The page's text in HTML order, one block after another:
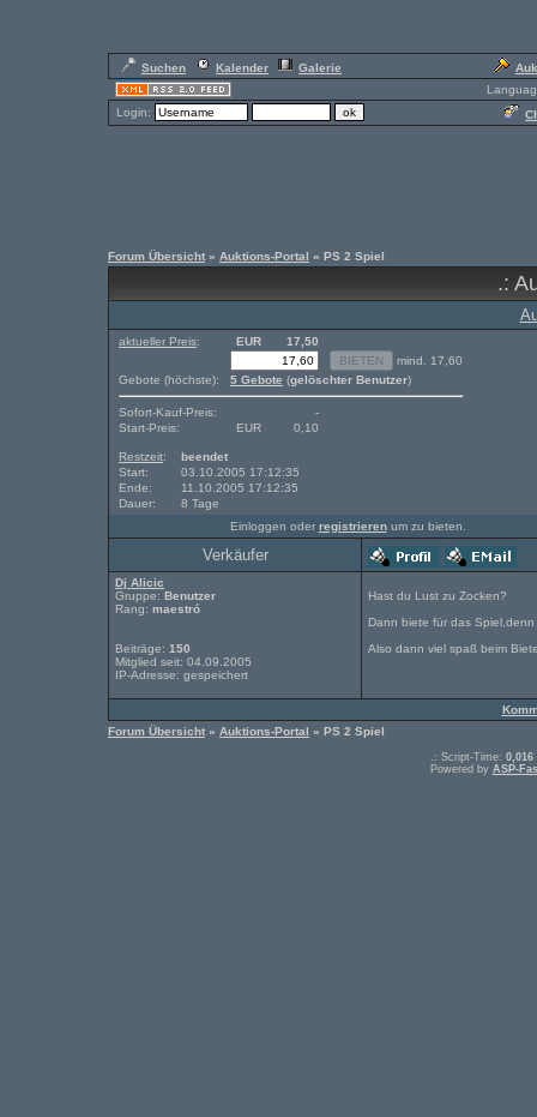
Suchen Kalender Galerie
Login:
Forum Übersicht » Auktions-Portal » PS 2 Spiel
.:
aktueller Preis: EUR
17,50
mind. 17,60
Gebote (höchste):
5 Gebote (gelöschter Benutzer)
Sofort-Kauf-Preis:
-
Start-Preis:
EUR 0,10
Restzeit:
beendet
Start:
03.10.2005 17:12:35
Ende:
11.10.2005 17:12:35
Dauer:
8 Tage
Einloggen oder registrierenum zu bieten.
Verkäufer
Dj Alicic
Gruppe: Benutzer
Rang: maestró
Beiträge: 150
Mitglied seit: 04.09.2005
IP-Adresse: gespeichert
Hast du Lust zu Zocken?
Dann biete für das
Also dann viel spaß beim
Forum Übersicht » Auktions-Portal » PS 2 Spiel
.: Script-Time: 0,016
Powered by ASP-